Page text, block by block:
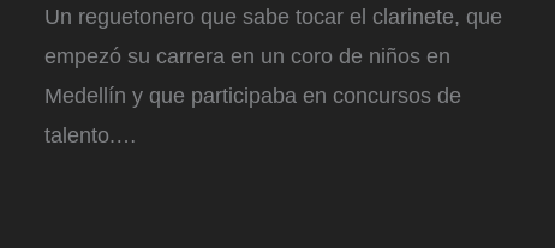
Un reguetonero que sabe tocar el clarinete, que
empezó su carrera en un coro de niños en
Medellín y que participaba en concursos de
talento.…